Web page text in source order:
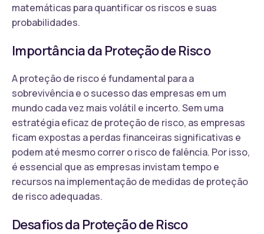
matemáticas para quantificar os riscos e suas
probabilidades.
Importância da Proteção de Risco
A proteção de risco é fundamental para a
sobrevivência e o sucesso das empresas em um
mundo cada vez mais volátil e incerto. Sem uma
estratégia eficaz de proteção de risco, as empresas
ficam expostas a perdas financeiras significativas e
podem até mesmo correr o risco de falência. Por isso,
é essencial que as empresas invistam tempo e
recursos na implementação de medidas de proteção
de risco adequadas.
Desafios da Proteção de Risco